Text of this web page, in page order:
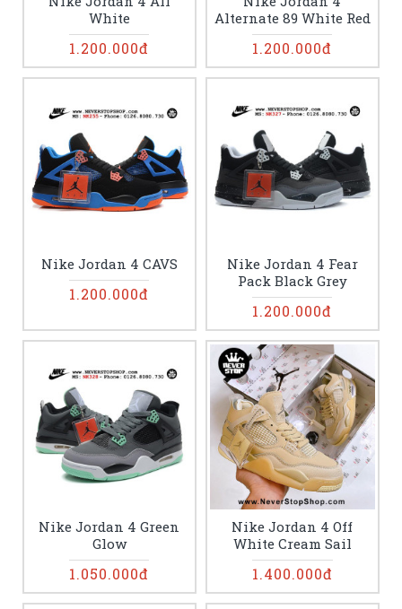
White
1.200.000đ
Alternate 89 White Red
1.200.000đ
Nike Jordan 4 CAVS
1.200.000đ
Nike Jordan 4 Fear
Pack Black Grey
1.200.000đ
Nike Jordan 4 Green
Glow
1.050.000đ
Nike Jordan 4 Off
White Cream Sail
1.400.000đ